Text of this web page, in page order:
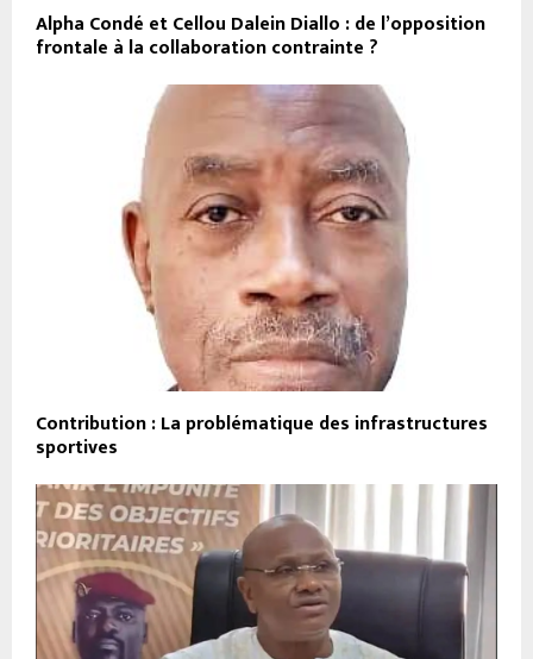
Alpha Condé et Cellou Dalein Diallo : de l’opposition
frontale à la collaboration contrainte ?
Contribution : La problématique des infrastructures
sportives